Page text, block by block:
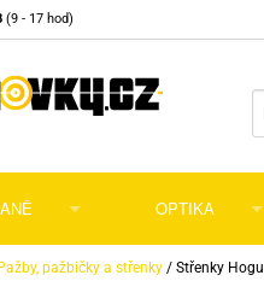
(9 - 17 hod)
Vzduchovky na
OPTIKA
Puškohledy
Pažby, pažbičky a střenky / Střenky